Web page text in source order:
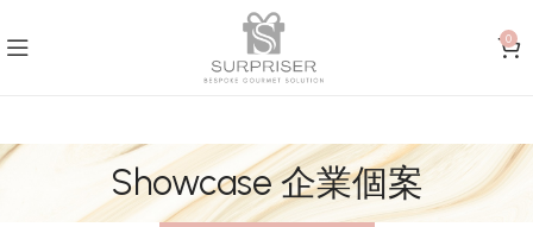
0
Showcase 企業個案